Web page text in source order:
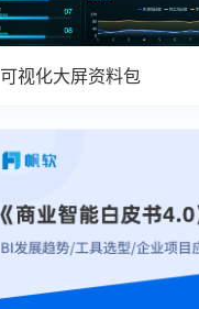
可视化大屏资料包